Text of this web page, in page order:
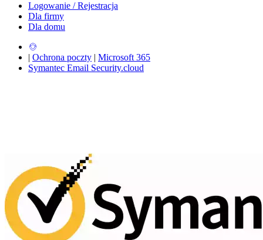
Logowanie / Rejestracja
Dla firmy
Dla domu
| Ochrona poczty | Microsoft 365
Symantec Email Security.cloud